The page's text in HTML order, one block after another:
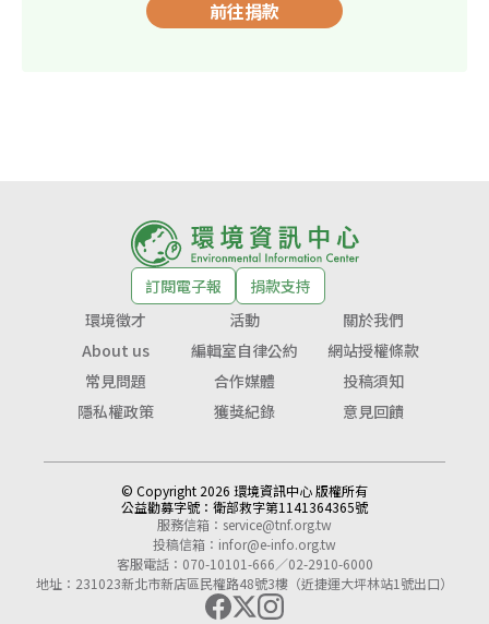
前往捐款
訂閱電子報
捐款支持
環境徵才
活動
關於我們
About us
編輯室自律公約
網站授權條款
常見問題
合作媒體
投稿須知
隱私權政策
獲獎紀錄 意見回饋
© Copyright 2026 環境資訊中心 版權所有
公益勸募字號： 衛部救字第1141364365號
服務信箱： service@tnf.org.tw
投稿信箱： infor@e-info.org.tw
客服電話：070-10101-666／02-2910-6000
地址：231023新北市新店區民權路48號3樓（近捷運大坪林站1號出口）